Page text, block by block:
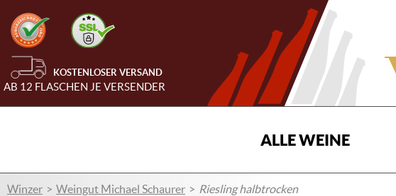
KOSTENLOSER VERSAND
AB 12 FLASCHEN JE VERSENDER
ALLE WEINE
Winzer Weingut Michael Schaurer Riesling halbtrocken